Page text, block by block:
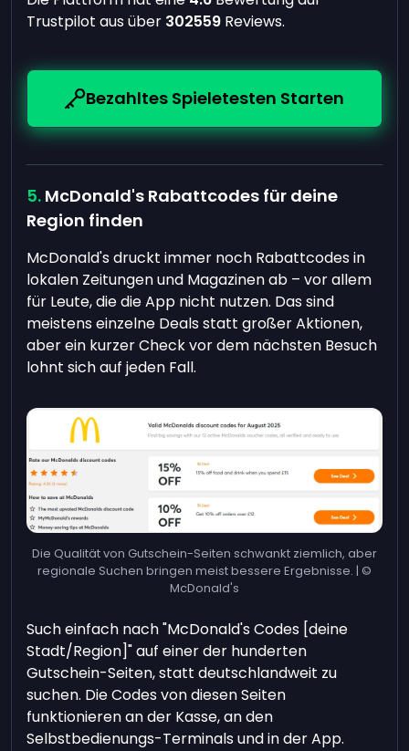
Trustpilot aus über 302559 Reviews.
Bezahltes Spieletesten Starten
McDonald's Rabattcodes für deine
Region finden
McDonald's druckt immer noch Rabattcodes in
lokalen Zeitungen und Magazinen ab – vor allem
für Leute, die die App nicht nutzen. Das sind
meistens einzelne Deals statt großer Aktionen,
aber ein kurzer Check vor dem nächsten Besuch
lohnt sich auf jeden Fall.
Die Qualität von Gutschein-Seiten schwankt ziemlich, aber
regionale Suchen bringen meist bessere Ergebnisse. | ©
McDonald's
Such einfach nach "McDonald's Codes [deine
Stadt/Region]" auf einer der hunderten
Gutschein-Seiten, statt deutschlandweit zu
suchen. Die Codes von diesen Seiten
funktionieren an der Kasse, an den
Selbstbedienungs-Terminals und in der App.